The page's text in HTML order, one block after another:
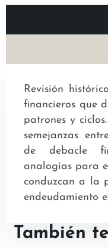
Revisión
financieros que
patrones y
semejanzas
de debacle
analogías para
conduzcan a la
endeudamiento
También